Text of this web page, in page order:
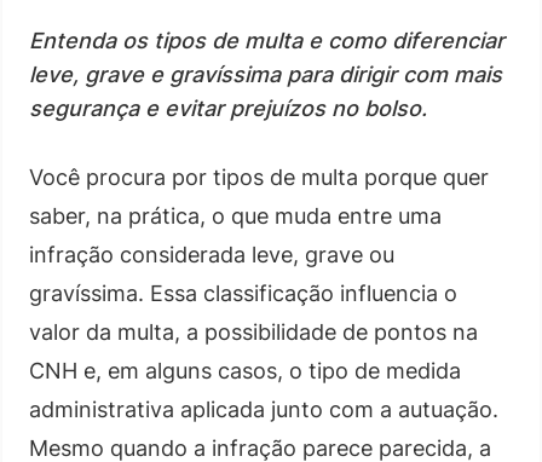
Entenda os tipos de multa e como diferenciar
leve, grave e gravíssima para dirigir com mais
segurança e evitar prejuízos no bolso.
Você procura por tipos de multa porque quer
saber, na prática, o que muda entre uma
infração considerada leve, grave ou
gravíssima. Essa classificação influencia o
valor da multa, a possibilidade de pontos na
CNH e, em alguns casos, o tipo de medida
administrativa aplicada junto com a autuação.
Mesmo quando a infração parece parecida, a